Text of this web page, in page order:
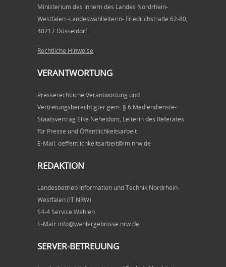
Ministerium des Innern des Landes Nordrhein-
Westfalen -Landeswahlleiterin- Friedrichstraße 62-80,
40217 Düsseldorf
Rechtliche Hinweise
VERANTWORTUNG
Presserechtliche Verantwortung und
Vertretungsberechtigter gem. § 6 Mediendienste-
Staatsvertrag Elke Neheidom, Leiterin des Referates
für Presse und Öffentlichkeitsarbeit
E-Mail: oeffentlichkeitsarbeit@im.nrw.de
REDAKTION
Landesbetrieb Information und Technik Nordrhein-
Westfalen (IT.NRW)
S4-4 Service Wahlen
E-Mail: info@wahlergebnisse.nrw.de
SERVER-BETREUUNG